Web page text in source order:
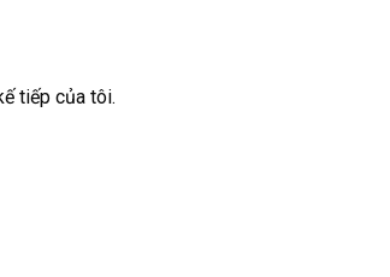
tiếp của tôi.